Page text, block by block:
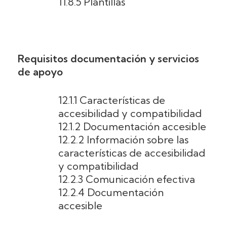
Requisitos documentación y servicios
de apoyo
12.1.1 Características de
accesibilidad y compatibilidad
12.1.2 Documentación accesible
12.2.2 Información sobre las
características de accesibilidad
y compatibilidad
12.2.3 Comunicación efectiva
12.2.4 Documentación
accesible